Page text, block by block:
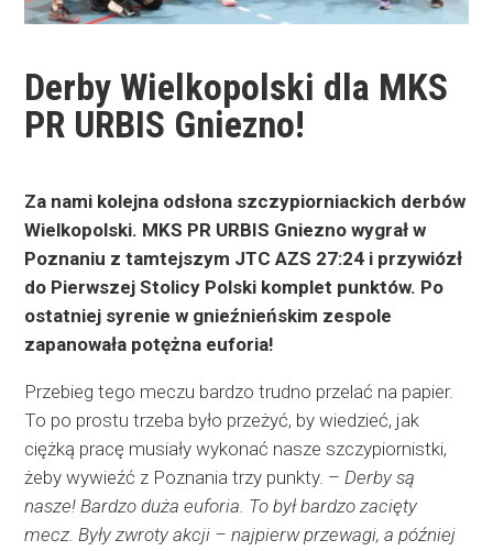
Derby Wielkopolski dla MKS
PR URBIS Gniezno!
Za nami kolejna odsłona szczypiorniackich derbów
Wielkopolski. MKS PR URBIS Gniezno wygrał w
Poznaniu z tamtejszym JTC AZS 27:24 i przywiózł
do Pierwszej Stolicy Polski komplet punktów. Po
ostatniej syrenie w gnieźnieńskim zespole
zapanowała potężna euforia!
Przebieg tego meczu bardzo trudno przelać na papier.
To po prostu trzeba było przeżyć, by wiedzieć, jak
ciężką pracę musiały wykonać nasze szczypiornistki,
żeby wywieźć z Poznania trzy punkty. –Derby są
nasze! Bardzo duża euforia. To był bardzo zacięty
mecz. Były zwroty akcji – najpierw przewagi, a później